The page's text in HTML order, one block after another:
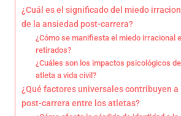
¿Cuál es el significado del miedo
de la ansiedad post-carrera?
¿Cómo se manifiesta el miedo irracional
retirados?
¿Cuáles son los impactos psicológicos
atleta a vida civil?
¿Qué factores universales contribuyen a
post-carrera entre los atletas?